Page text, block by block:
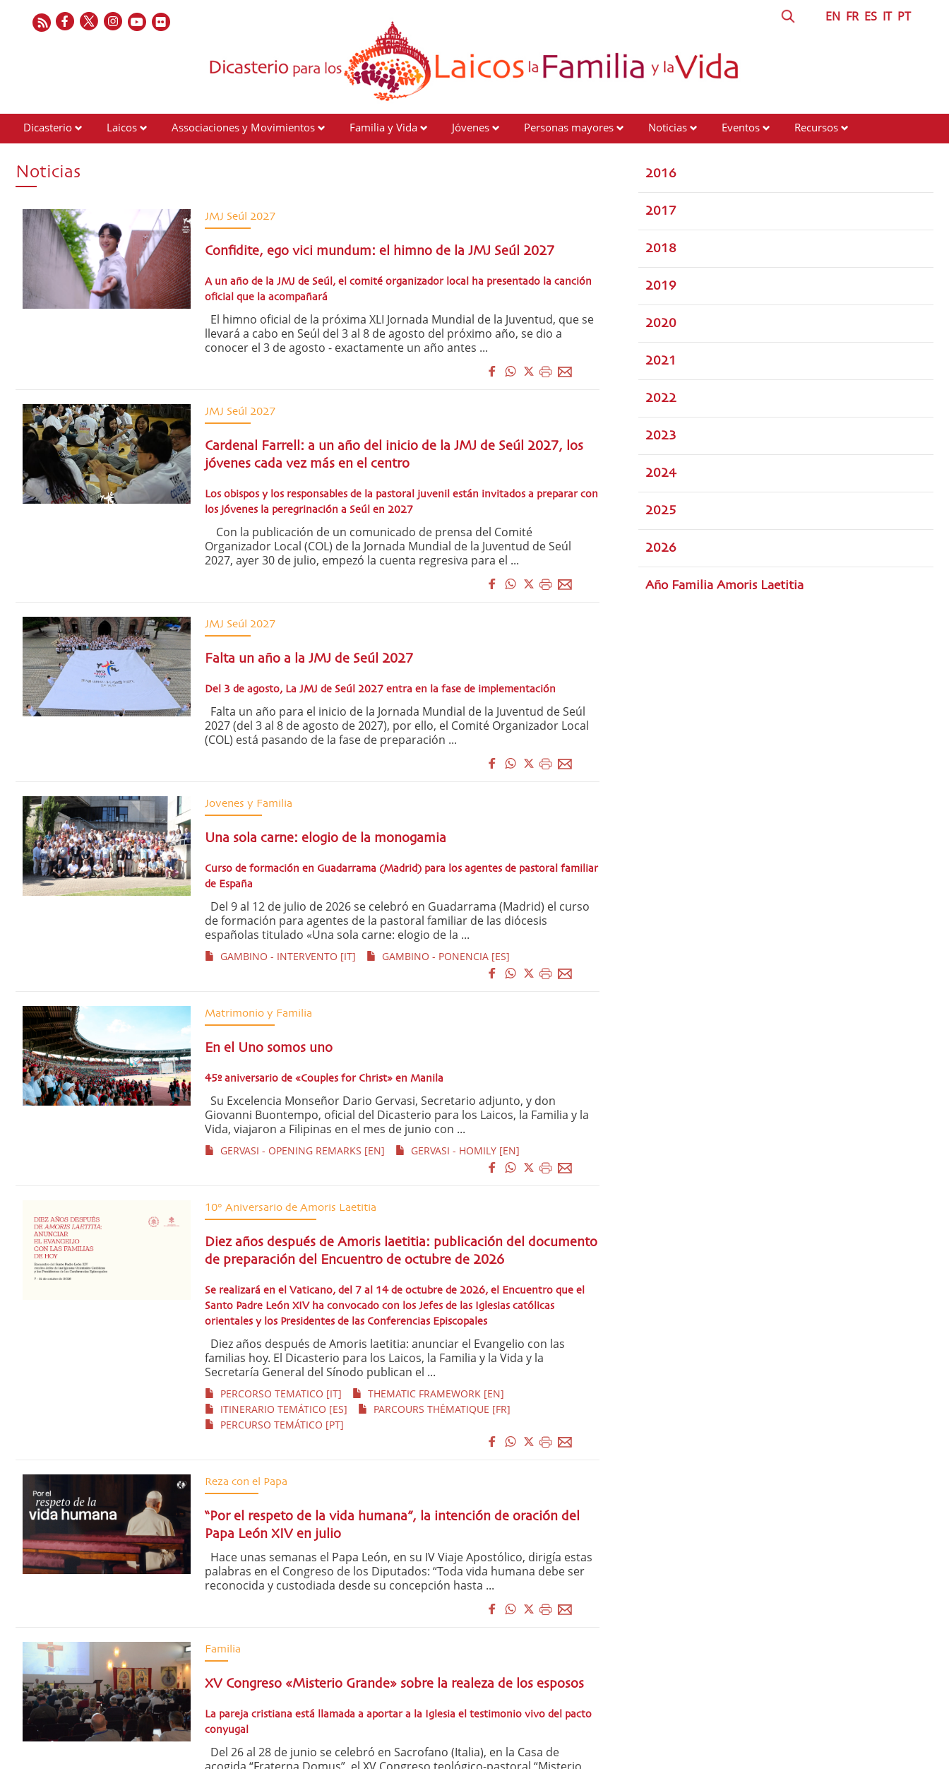
EN FR ES IT PT
Dicasterio Laicos Associaciones y Movimientos Familia y Vida Jóvenes Personas mayores Noticias Eventos
Recursos
Noticias
JMJ Seúl 2027
Confidite, ego vici mundum: el himno de la JMJ Seúl 2027
A un año de la JMJ de Seúl, el comité organizador local ha presentado la canción
oficial que la acompañará
El himno oficial de la próxima XLI Jornada Mundial de la Juventud, que se
llevará a cabo en Seúl del 3 al 8 de agosto del próximo año, se dio a
conocer el 3 de agosto - exactamente un año antes ...
JMJ Seúl 2027
Cardenal Farrell: a un año del inicio de la JMJ de Seúl 2027, los
jóvenes cada vez más en el centro
Los obispos y los responsables de la pastoral juvenil están invitados a preparar con
los jóvenes la peregrinación a Seúl en 2027
Con la publicación de un comunicado de prensa del Comité
Organizador Local (COL) de la Jornada Mundial de la Juventud de Seúl
2027, ayer 30 de julio, empezó la cuenta regresiva para el ...
JMJ Seúl 2027
Falta un año a la JMJ de Seúl 2027
Del 3 de agosto, La JMJ de Seúl 2027 entra en la fase de implementación
Falta un año para el inicio de la Jornada Mundial de la Juventud de Seúl
2027 (del 3 al 8 de agosto de 2027), por ello, el Comité Organizador Local
(COL) está pasando de la fase de preparación ...
Jovenes y Familia
Una sola carne: elogio de la monogamia
Curso de formación en Guadarrama (Madrid) para los agentes de pastoral familiar
de España
Del 9 al 12 de julio de 2026 se celebró en Guadarrama (Madrid) el curso
de formación para agentes de la pastoral familiar de las diócesis
españolas titulado «Una sola carne: elogio de la ...
GAMBINO - INTERVENTO [IT] GAMBINO - PONENCIA [ES]
Matrimonio y Familia
En el Uno somos uno
45º aniversario de «Couples for Christ» en Manila
Su Excelencia Monseñor Dario Gervasi, Secretario adjunto, y don
Giovanni Buontempo, oficial del Dicasterio para los Laicos, la Familia y la
Vida, viajaron a Filipinas en el mes de junio con ...
GERVASI - OPENING REMARKS [EN] GERVASI - HOMILY [EN]
10° Aniversario de Amoris Laetitia
Diez años después de Amoris laetitia: publicación del documento
de preparación del Encuentro de octubre de 2026
Se realizará en el Vaticano, del 7 al 14 de octubre de 2026, el Encuentro que el
Santo Padre León XIV ha convocado con los Jefes de las Iglesias católicas
orientales y los Presidentes de las Conferencias Episcopales
Diez años después de Amoris laetitia: anunciar el Evangelio con las
familias hoy. El Dicasterio para los Laicos, la Familia y la Vida y la
Secretaría General del Sínodo publican el ...
PERCORSO TEMATICO [IT]
THEMATIC FRAMEWORK [EN]
ITINERARIO TEMÁTICO [ES]
PARCOURS THÉMATIQUE [FR]
PERCURSO TEMÁTICO [PT]
Reza con el Papa
“Por el respeto de la vida humana”, la intención de oración del
Papa León XIV en julio
Hace unas semanas el Papa León, en su IV Viaje Apostólico, dirigía estas
palabras en el Congreso de los Diputados: “Toda vida humana debe ser
reconocida y custodiada desde su concepción hasta ...
Familia
XV Congreso «Misterio Grande» sobre la realeza de los esposos
La pareja cristiana está llamada a aportar a la Iglesia el testimonio vivo del pacto
conyugal
Del 26 al 28 de junio se celebró en Sacrofano (Italia), en la Casa de
2016
2017
2018
2019
2020
2021
2022
2023
2024
2025
2026
Año Familia Amoris Laetitia